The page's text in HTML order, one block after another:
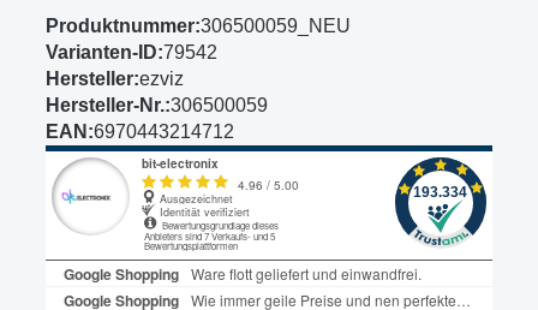
Produktnummer:306500059_NEU
Varianten-ID:79542
Hersteller:ezviz
Hersteller-Nr.:306500059
EAN:6970443214712